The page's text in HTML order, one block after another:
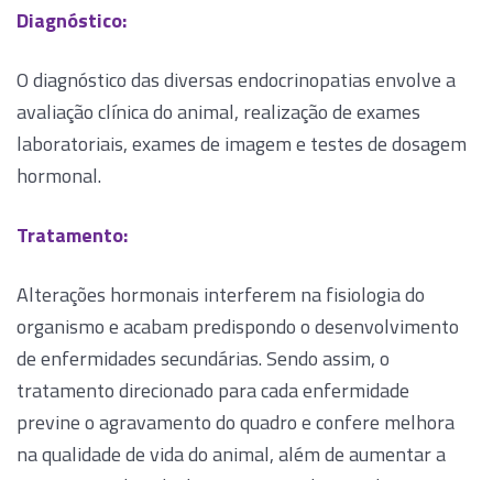
Diagnóstico:
O diagnóstico das diversas endocrinopatias envolve a
avaliação clínica do animal, realização de exames
laboratoriais, exames de imagem e testes de dosagem
hormonal.
Tratamento:
Alterações hormonais interferem na fisiologia do
organismo e acabam predispondo o desenvolvimento
de enfermidades secundárias. Sendo assim, o
tratamento direcionado para cada enfermidade
previne o agravamento do quadro e confere melhora
na qualidade de vida do animal, além de aumentar a